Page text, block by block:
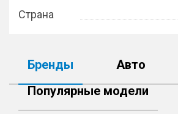
Страна
Бренды
Авто
Популярные модели